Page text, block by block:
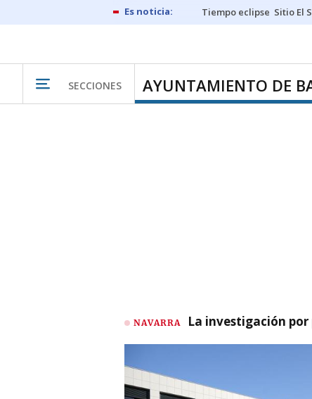
Tiempo eclipse Sitio El
SECCIONES AYUNTAMIENTO DE
NAVARRA La investigación por